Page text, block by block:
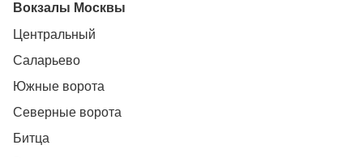
Вокзалы Москвы
Центральный
Саларьево
Южные ворота
Северные ворота
Битца